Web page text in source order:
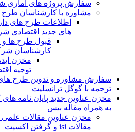
سفارش پروژه های آماری
مشاوره با کارشناسان طرح
اطلاعات طرح های
های جدید اقتصادی
قبول طرح ها و
کارشناسان
مخزن
توجیه
سفارش مشاوره و تدوین طرح
ترجمه با گوگل ترانسلیت
مخزن عناوین جدید پایان نامه
به همراه مقاله بیس
مخزن عناوین مقالات
مقالات isi و گرفتن اکسپت